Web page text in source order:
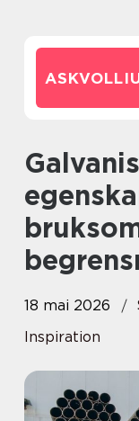
Galvanisert stål i praksis:
18 mai 2026
Inspiration